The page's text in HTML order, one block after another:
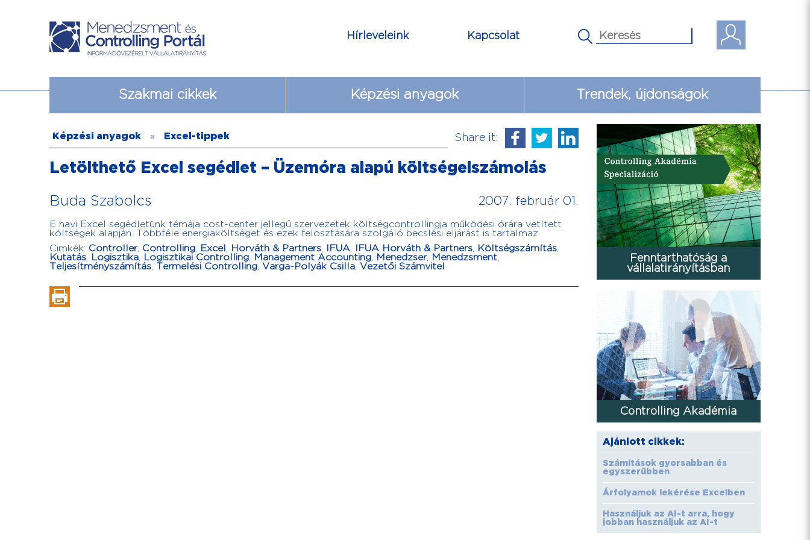
Kapcsolat
Hírleveleink
Szakmai cikkek Képzési anyagok Trendek, újdonságok
Képzési anyagok » Excel-tippek Share it:
Letölthető Excel segédlet – Üzemóra alapú költségelszámolás
Buda Szabolcs 2007. február 01.
E havi Excel segédletünk témája cost-center jellegű szervezetek költségcontrollingja működési órára vetített
költségek alapján. Többféle energiaköltséget és ezek felosztására szolgáló becslési eljárást is tartalmaz.
Cimkék: Controller, Controlling, Excel , Horváth & Partners, IFUA, IFUA Horváth & Partners, Költségszámítás,
Kutatás, Logisztika, Logisztikai Controlling, Management Accounting, Menedzser, Menedzsment,
Teljesítményszámítás, Termelési Controlling, Varga-Polyák Csilla, Vezetői Számvitel
Fenntarthatóság a
vállalatirányításban
Controlling Akadémia
Ajánlott cikkek:
Számítások gyorsabban és
egyszerűbben
Árfolyamok lekérése Excelben
Használjuk az AI-t arra, hogy
jobban használjuk az AI-t